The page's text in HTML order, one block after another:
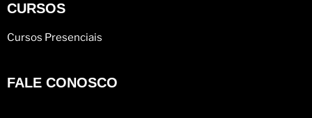
CURSOS
Cursos Presenciais
FALE CONOSCO